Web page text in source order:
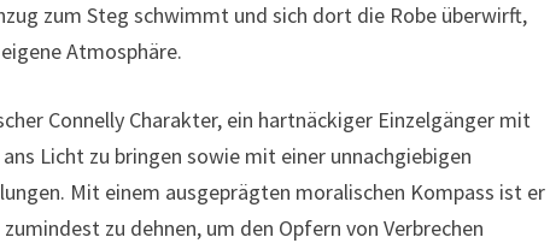
zum Steg schwimmt und sich dort die Robe überwirft,
Atmosphäre.
Connelly Charakter, ein hartnäckiger Einzelgänger mit
Licht zu bringen sowie mit einer unnachgiebigen
Mit einem ausgeprägten moralischen Kompass ist er
zu dehnen, um den Opfern von Verbrechen